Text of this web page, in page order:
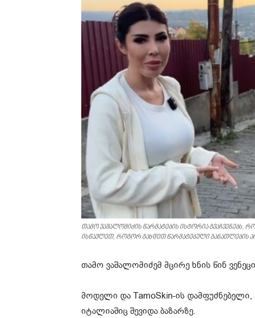
თამო ვაშალომიძის წარმატების ისტორია გვაჩვენებს,
ისწავლეთ, როგორ გახდეთ წარმატებული განათლების
თამო ვაშალომიძემ მცირე ხნის წინ
მოდელი და TamoSkin-ის
იტალიაშიც შევიდა ბაზარზე.